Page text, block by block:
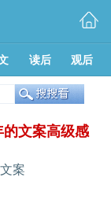
读后 观后
文案高级感
文案